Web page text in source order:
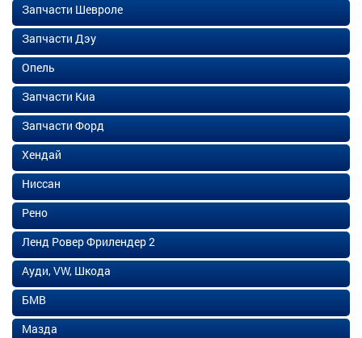
Запчасти Шевроле
Запчасти Дэу
Опель
Запчасти Киа
Запчасти Форд
Хендай
Ниссан
Рено
Ленд Ровер Фрилендер 2
Ауди, VW, Шкода
БМВ
Мазда